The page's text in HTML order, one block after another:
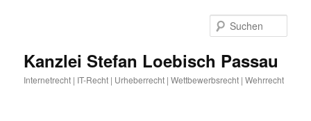
Kanzlei Stefan Loebisch Passau
Internetrecht | IT-Recht | Urheberrecht | Wettbewerbsrecht | Wehrrecht